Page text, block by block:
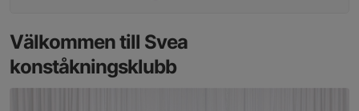
Välkommen till Svea
konståkningsklubb